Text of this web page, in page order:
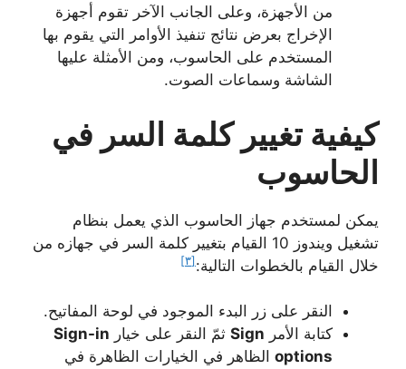
من الأجهزة، وعلى الجانب الآخر تقوم أجهزة
الإخراج بعرض نتائج تنفيذ الأوامر التي يقوم بها
المستخدم على الحاسوب، ومن الأمثلة عليها
الشاشة وسماعات الصوت.
كيفية تغيير كلمة السر في
الحاسوب
يمكن لمستخدم جهاز الحاسوب الذي يعمل بنظام
تشغيل ويندوز 10 القيام بتغيير كلمة السر في جهازه من
خلال القيام بالخطوات التالية: [٣]
النقر على زر البدء الموجود في لوحة المفاتيح.
كتابة الأمر Sign ثمّ النقر على خيار Sign-in
options الظاهر في الخيارات الظاهرة في